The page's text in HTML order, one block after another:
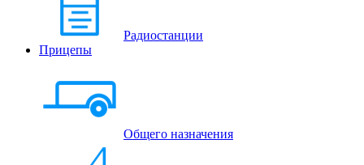
Радиостанции
Прицепы
Общего назначения